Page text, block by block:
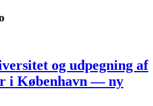
og udpegning af
i København — ny